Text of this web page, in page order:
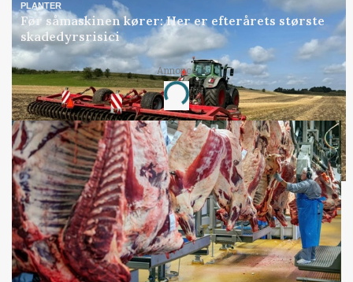
PLANTER
Før såmaskinen kører: Her er efterårets største
skadedyrsrisici
Annonce
Loading...